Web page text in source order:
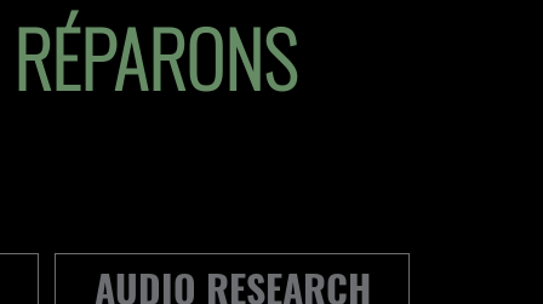
AUDIO RESEARCH